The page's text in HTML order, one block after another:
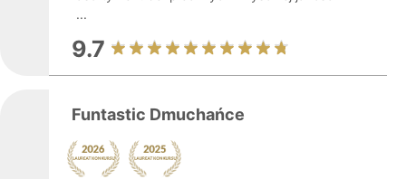
...
9.7
Funtastic Dmuchańce